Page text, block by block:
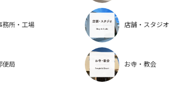
務所・工場 店舗・スタジオ
便局 お寺・教会